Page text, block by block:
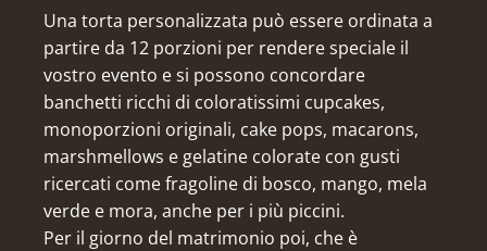
Una torta personalizzata può essere ordinata a
partire da 12 porzioni per rendere speciale il
vostro evento e si possono concordare
banchetti ricchi di coloratissimi cupcakes,
monoporzioni originali, cake pops, macarons,
marshmellows e gelatine colorate con gusti
ricercati come fragoline di bosco, mango, mela
verde e mora, anche per i più piccini.
Per il giorno del matrimonio poi, che è